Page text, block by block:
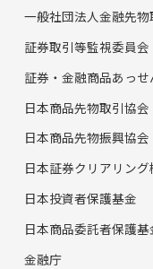
一般社団法人金融先
証券取引等監視委員会
証券・金融商品あっせ
日本商品先物取引協会
日本商品先物振興協会
日本証券クリアリン
日本投資者保護基金
日本商品委託者保護基
金融庁